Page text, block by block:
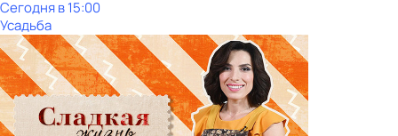
Сегодня в 15:00
Усадьба